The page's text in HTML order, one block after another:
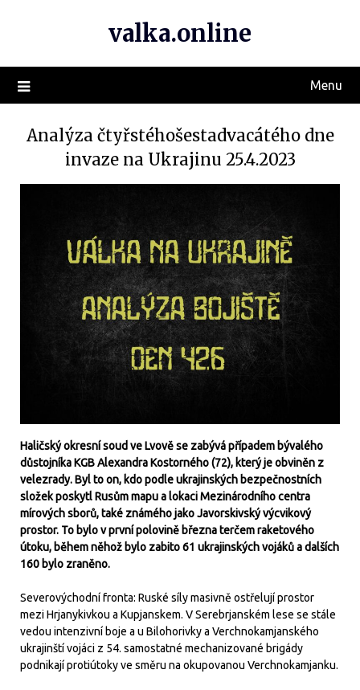
valka.online
Menu
Analýza čtyřstéhošestadvacátého dne
invaze na Ukrajinu 25.4.2023
Haličský okresní soud ve Lvově se zabývá případem bývalého
důstojníka KGB Alexandra Kostorného (72), který je obviněn z
velezrady. Byl to on, kdo podle ukrajinských bezpečnostních
složek poskytl Rusůmmapu a lokaci Mezinárodního centra
mírových sborů, také známého jako Javorskivský výcvikový
prostor. To bylo v první polovině března terčem raketového
útoku, během něhož bylo zabito 61 ukrajinských vojáků a dalších
160 bylo zraněno.
Severovýchodní fronta: Ruské síly masivně ostřelují prostor
mezi Hrjanykivkou a Kupjanskem. V Serebrjanském lese se stále
vedou intenzivní boje a u Bilohorivky a Verchnokamjanského
ukrajinští vojáci z 54. samostatné mechanizované brigády
podnikají protiútoky ve směru na okupovanou Verchnokamjanku.